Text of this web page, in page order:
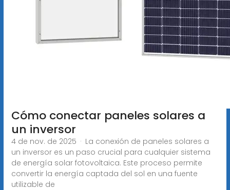
Cómo conectar paneles solares a
un inversor
4 de nov. de 2025 · La conexión de paneles solares a
un inversor es un paso crucial para cualquier sistema
de energía solar fotovoltaica. Este proceso permite
convertir la energía captada del sol en una fuente
utilizable de